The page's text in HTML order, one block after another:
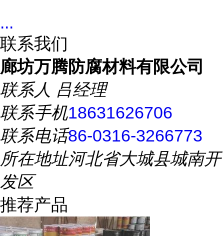
...
联系我们
廊坊万腾防腐材料有限公司
联系人 吕经理
联系手机18631626706
联系电话86-0316-3266773
所在地址河北省大城县城南开
发区
推荐产品